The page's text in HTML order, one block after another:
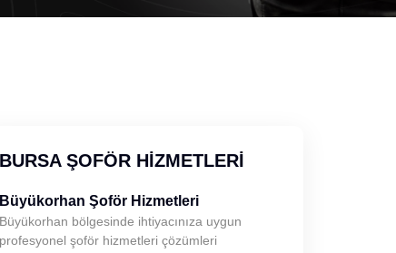
BURSA ŞOFÖR HIZMETLERI
Büyükorhan Şoför Hizmetleri
Büyükorhan bölgesinde ihtiyacınıza uygun
profesyonel şoför hizmetleri çözümleri